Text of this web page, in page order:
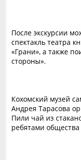
После экскурсии
спектакль театра
«Грани», а также
стороны».
Кохомский музей
Андрея Тарасова
Пили чай из
ребятами общества